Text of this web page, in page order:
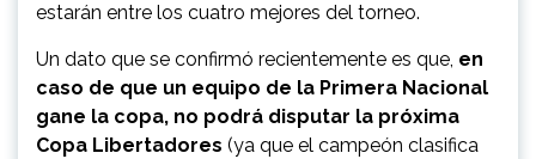
estarán entre los cuatro mejores del torneo.
Un dato que se confirmó recientemente es que, en
caso de que un equipo de la Primera Nacional
gane la copa, no podrá disputar la próxima
Copa Libertadores (ya que el campeón clasifica